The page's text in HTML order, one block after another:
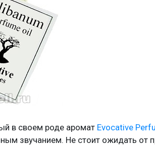
в своем роде аромат Evocative
звучанием. Не стоит ожидать от